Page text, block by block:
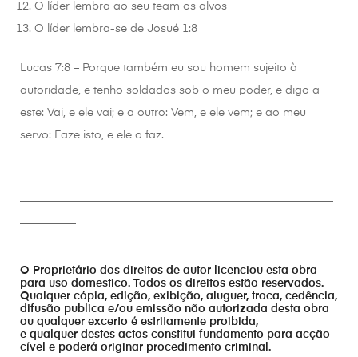
O líder lembra ao seu team os alvos
O líder lembra-se de Josué 1:8
Lucas 7:8 – Porque também eu sou homem sujeito à
autoridade, e tenho soldados sob o meu poder, e digo a
este: Vai, e ele vai; e a outro: Vem, e ele vem; e ao meu
servo: Faze isto, e ele o faz.
O Proprietário dos direitos de autor licenciou esta obra
para uso domestico. Todos os direitos estão reservados.
Qualquer cópia, edição, exibição, aluguer, troca, cedência,
difusão publica e/ou emissão não autorizada desta obra
ou qualquer excerto é estritamente proibida,
e qualquer destes actos constitui fundamento para acção
cível e poderá originar procedimento criminal.